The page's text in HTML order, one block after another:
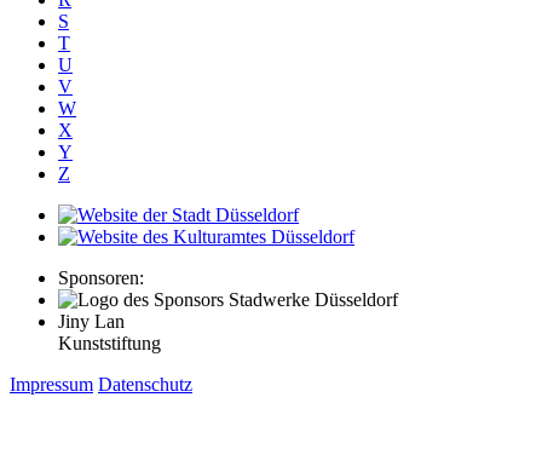
S
T
U
V
W
X
Y
Z
Sponsoren:
Jiny Lan
Kunststiftung
Impressum Datenschutz